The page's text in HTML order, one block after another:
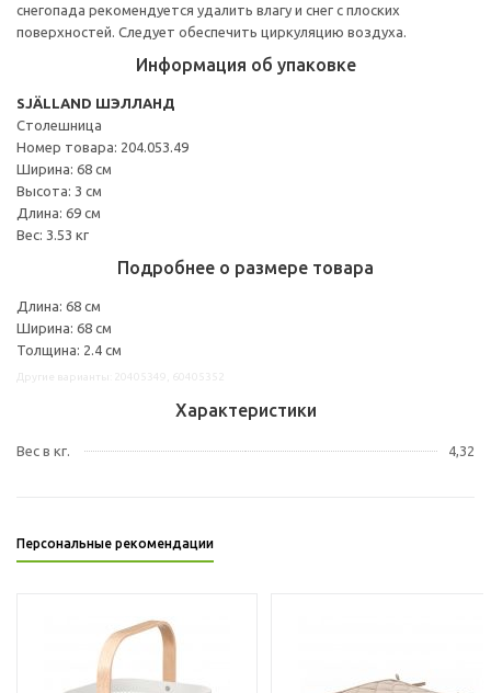
снегопада рекомендуется удалить влагу и снег с плоских
поверхностей. Следует обеспечить циркуляцию воздуха.
Информация об упаковке
SJÄLLAND ШЭЛЛАНД
Столешница
Номер товара: 204.053.49
Ширина: 68 см
Высота: 3 см
Длина: 69 см
Вес: 3.53 кг
Подробнее о размере товара
Длина: 68 см
Ширина: 68 см
Толщина: 2.4 см
Характеристики
Вес в кг. 4,32
Персональные рекомендации